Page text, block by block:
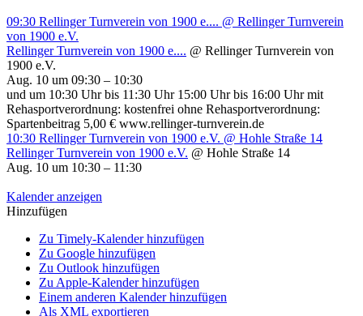
09:30 Rellinger Turnverein von 1900 e.... @ Rellinger Turnverein
von 1900 e.V.
Rellinger Turnverein von 1900 e.... @ Rellinger Turnverein von
1900 e.V.
Aug. 10 um 09:30 – 10:30
und um 10:30 Uhr bis 11:30 Uhr 15:00 Uhr bis 16:00 Uhr mit
Rehasportverordnung: kostenfrei ohne Rehasportverordnung:
Spartenbeitrag 5,00 € www.rellinger-turnverein.de
10:30 Rellinger Turnverein von 1900 e.V. @ Hohle Straße 14
Rellinger Turnverein von 1900 e.V. @ Hohle Straße 14
Aug. 10 um 10:30 – 11:30
Kalender anzeigen
Hinzufügen
Zu Timely-Kalender hinzufügen
Zu Google hinzufügen
Zu Outlook hinzufügen
Zu Apple-Kalender hinzufügen
Einem anderen Kalender hinzufügen
Als XML exportieren